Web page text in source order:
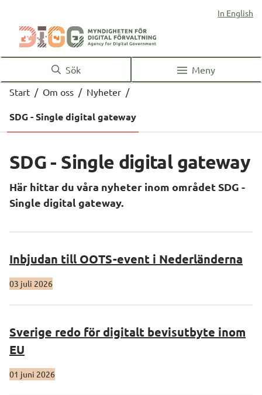
In English
Sök
Meny
Start / Om oss / Nyheter /
SDG - Single digital gateway
SDG - Single digital gateway
Här hittar du våra nyheter inom området SDG -
Single digital gateway.
Inbjudan till OOTS-event i Nederländerna
03 juli 2026
Sverige redo för digitalt bevisutbyte inom
EU
01 juni 2026